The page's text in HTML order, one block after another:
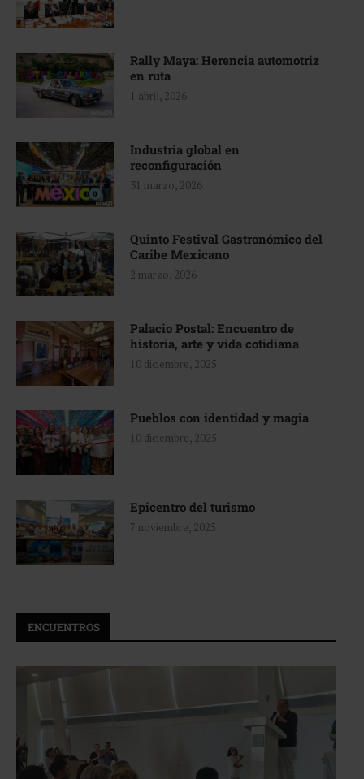
Rally Maya: Herencia automotriz
en ruta
1 abril, 2026
Industria global en
reconfiguración
31 marzo, 2026
Quinto Festival Gastronómico del
Caribe Mexicano
2 marzo, 2026
Palacio Postal: Encuentro de
historia, arte y vida cotidiana
10 diciembre, 2025
Pueblos con identidad y magia
10 diciembre, 2025
Epicentro del turismo
7 noviembre, 2025
ENCUENTROS